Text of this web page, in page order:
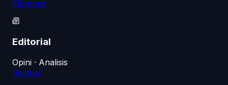
Ekonomi
Editorial
Opini · Analisis
Semua